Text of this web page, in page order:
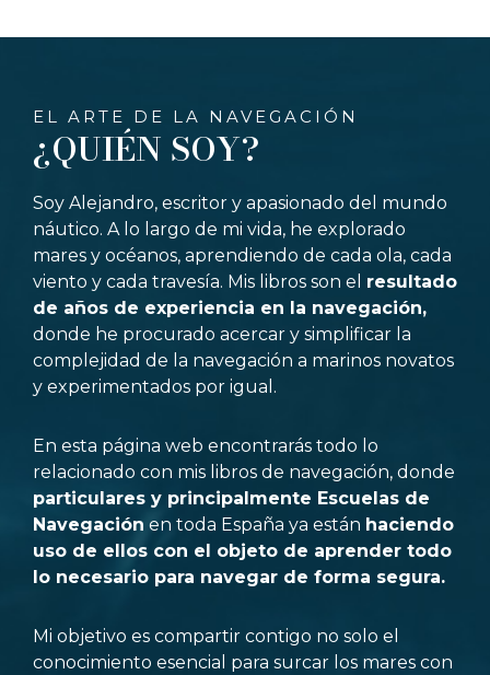
EL ARTE DE LA NAVEGACIÓN
¿QUIÉN SOY?
Soy Alejandro, escritor y apasionado del mundo
náutico. A lo largo de mi vida, he explorado
mares y océanos, aprendiendo de cada ola, cada
viento y cada travesía. Mis libros son el resultado
de años de experiencia en la navegación,
donde he procurado acercar y simplificar la
complejidad de la navegación a marinos novatos
y experimentados por igual.
En esta página web encontrarás todo lo
relacionado con mis libros de navegación, donde
particulares y principalmente Escuelas de
Navegación en toda España ya están haciendo
uso de ellos con el objeto de aprender todo
lo necesario para navegar de forma segura.
Mi objetivo es compartir contigo no solo el
conocimiento esencial para surcar los mares con